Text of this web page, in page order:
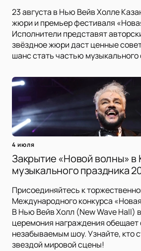
23 августа в Нью Вейв Холле
жюри и премьер фестиваля
Исполнители представят
звёздное жюри даст ценные
шанс стать частью музыкального
4 июля
Закрытие «Новой волны» в
музыкального праздника
Присоединяйтесь к
Международного конкурса
В Нью Вейв Холл (New Wave Hall)
церемония награждения обещает
незабываемым шоу. Узнайте, кто
звездой мировой сцены!